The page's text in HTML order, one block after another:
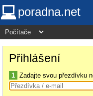
poradna.net
Přihlášení
1 Zadajte svou přezdívku